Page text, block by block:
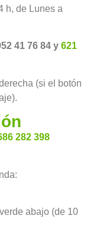
h, de Lunes a
41 76 84 y 621
(si el botón
282 398
abajo (de 10